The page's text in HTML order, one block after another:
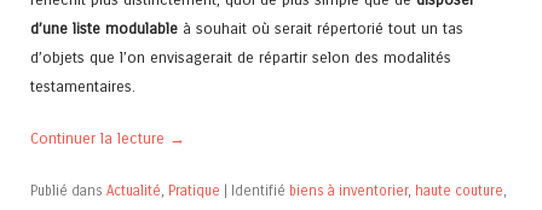
d’une liste modulable à souhait où serait répertorié tout un tas
d’objets que l’on envisagerait de répartir selon des modalités
testamentaires.
Continuer la lecture →
Publié dans Actualité, Pratique Identifié biens à inventorier, haute couture,